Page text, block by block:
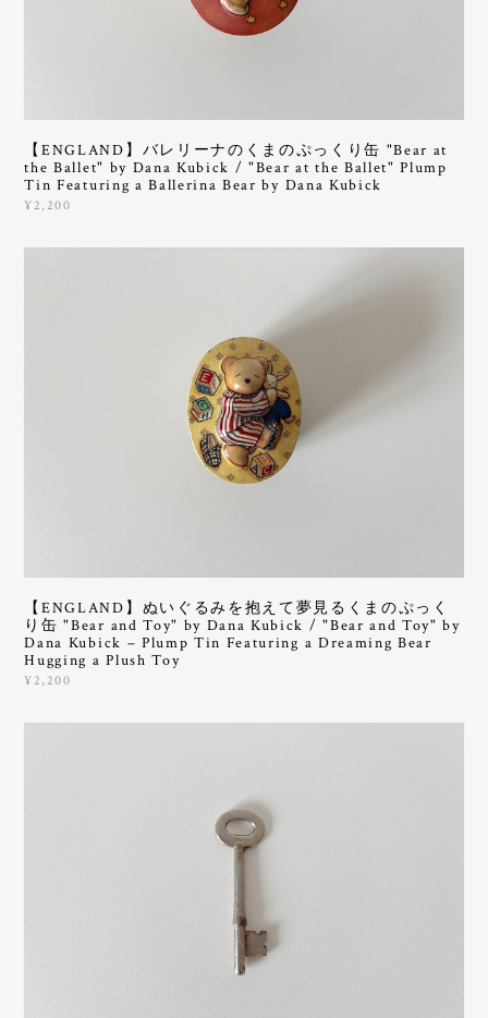
【ENGLAND】バレリーナのくまのぷっくり缶 "Bear at
the Ballet" by Dana Kubick / "Bear at the Ballet" Plump
Tin Featuring a Ballerina Bear by Dana Kubick
¥2,200
【ENGLAND】ぬいぐるみを抱えて夢見るくまのぷっく
り缶 "Bear and Toy" by Dana Kubick / "Bear and Toy" by
Dana Kubick – Plump Tin Featuring a Dreaming Bear
Hugging a Plush Toy
¥2,200